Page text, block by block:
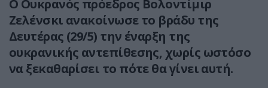
Ο Ουκρανός πρόεδρος Βολοντίμιρ
Ζελένσκι ανακοίνωσε το βράδυ της
Δευτέρας (29/5) την έναρξη της
ουκρανικής αντεπίθεσης, χωρίς ωστόσο
να ξεκαθαρίσει το πότε θα γίνει αυτή.